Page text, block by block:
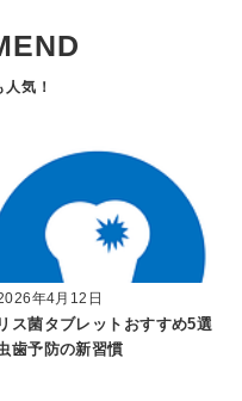
年4月12日
ス菌タブレットおすすめ5選
虫歯予防の新習慣